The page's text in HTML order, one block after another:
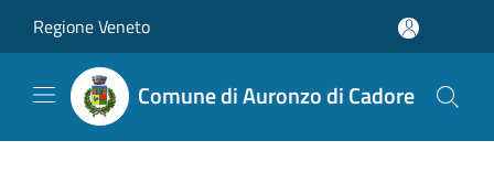
Regione Veneto
Comune di Auronzo di Cadore